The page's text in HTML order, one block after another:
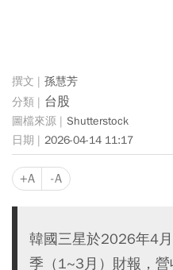
孫慧芳
台股
Shutterstock
2026-04-14 11:17
+A -A
韓國三星於2026年4
季（1~3月）財報，